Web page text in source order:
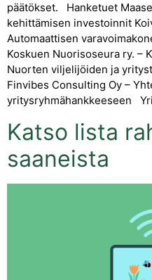
päätökset. Hanketuet
kehittämisen investoinnit
Automaattisen
Koskuen Nuorisoseura ry. –
Nuorten viljelijöiden ja
Finvibes Consulting Oy –
yritysryhmähankkeeseen
Katso lista
saaneista